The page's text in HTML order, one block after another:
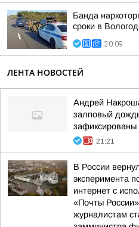
Банда
сроки в
20:09
ЛЕНТА НОВОСТЕЙ
Андрей
залповый
зафиксированы
21:21
В России
эксперимента
интернет с
«Почты
журналистам